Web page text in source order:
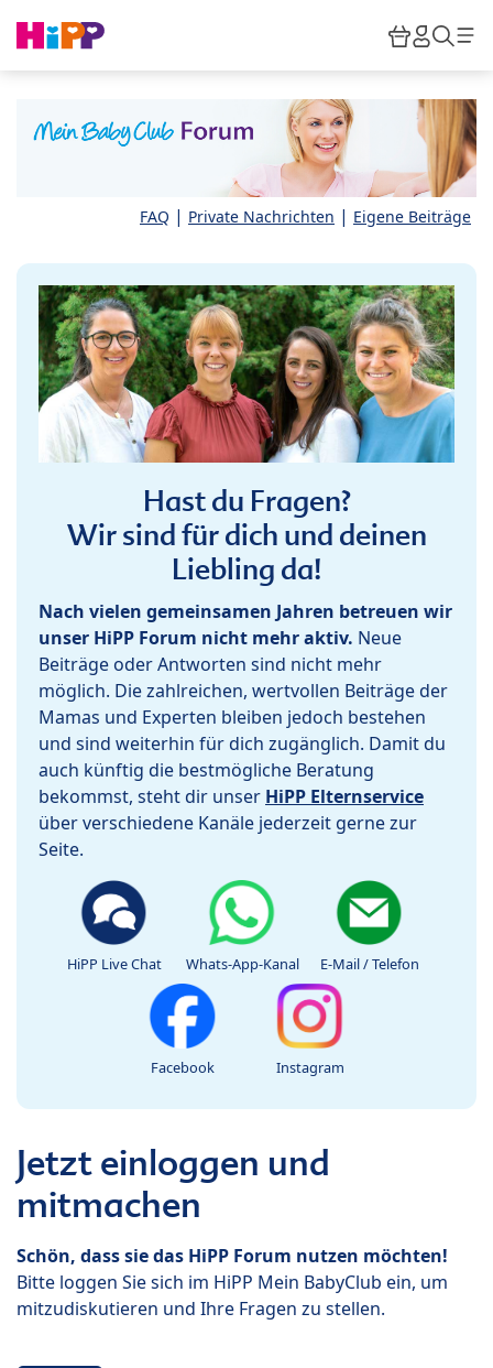
HiPP
FAQ | Private Nachrichten | Eigene Beiträge
Hast du Fragen?
Wir sind für dich und deinen
Liebling da!
Nach vielen gemeinsamen Jahren betreuen wir
unser HiPP Forum nicht mehr aktiv. Neue
Beiträge oder Antworten sind nicht mehr
möglich. Die zahlreichen, wertvollen Beiträge der
Mamas und Experten bleiben jedoch bestehen
und sind weiterhin für dich zugänglich. Damit du
auch künftig die bestmögliche Beratung
bekommst, steht dir unser HiPP Elternservice
über verschiedene Kanäle jederzeit gerne zur
Seite.
HiPP Live Chat Whats-App-Kanal E-Mail / Telefon
Facebook Instagram
Jetzt einloggen und
mitmachen
Schön, dass sie das HiPP Forum nutzen möchten!
Bitte loggen Sie sich im HiPP Mein BabyClub ein, um
mitzudiskutieren und Ihre Fragen zu stellen.